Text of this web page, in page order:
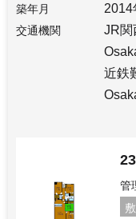
築年月 2014
交通機関
JR関
近鉄
管
敷